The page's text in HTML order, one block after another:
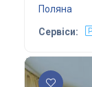
Поляна
Сервіси: